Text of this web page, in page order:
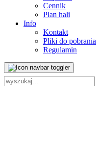
Cennik
Plan hali
Info
Kontakt
Pliki do pobrania
Regulamin
Szukaj: